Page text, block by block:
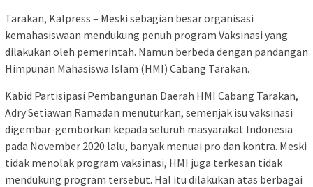
Tarakan, Kalpress – Meski sebagian besar organisasi
kemahasiswaan mendukung penuh program Vaksinasi yang
dilakukan oleh pemerintah. Namun berbeda dengan pandangan
Himpunan Mahasiswa Islam (HMI) Cabang Tarakan.
Kabid Partisipasi Pembangunan Daerah HMI Cabang Tarakan,
Adry Setiawan Ramadan menuturkan, semenjak isu vaksinasi
digembar-gemborkan kepada seluruh masyarakat Indonesia
pada November 2020 lalu, banyak menuai pro dan kontra. Meski
tidak menolak program vaksinasi, HMI juga terkesan tidak
mendukung program tersebut. Hal itu dilakukan atas berbagai